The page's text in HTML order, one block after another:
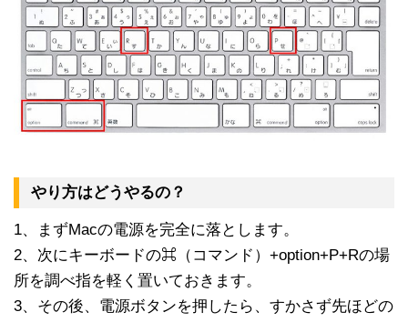
やり方はどうやるの？
1、まずMacの電源を完全に落とします。
2、次にキーボードの⌘（コマンド）+option+P+Rの場
所を調べ指を軽く置いておきます。
3、その後、電源ボタンを押したら、すかさず先ほどの